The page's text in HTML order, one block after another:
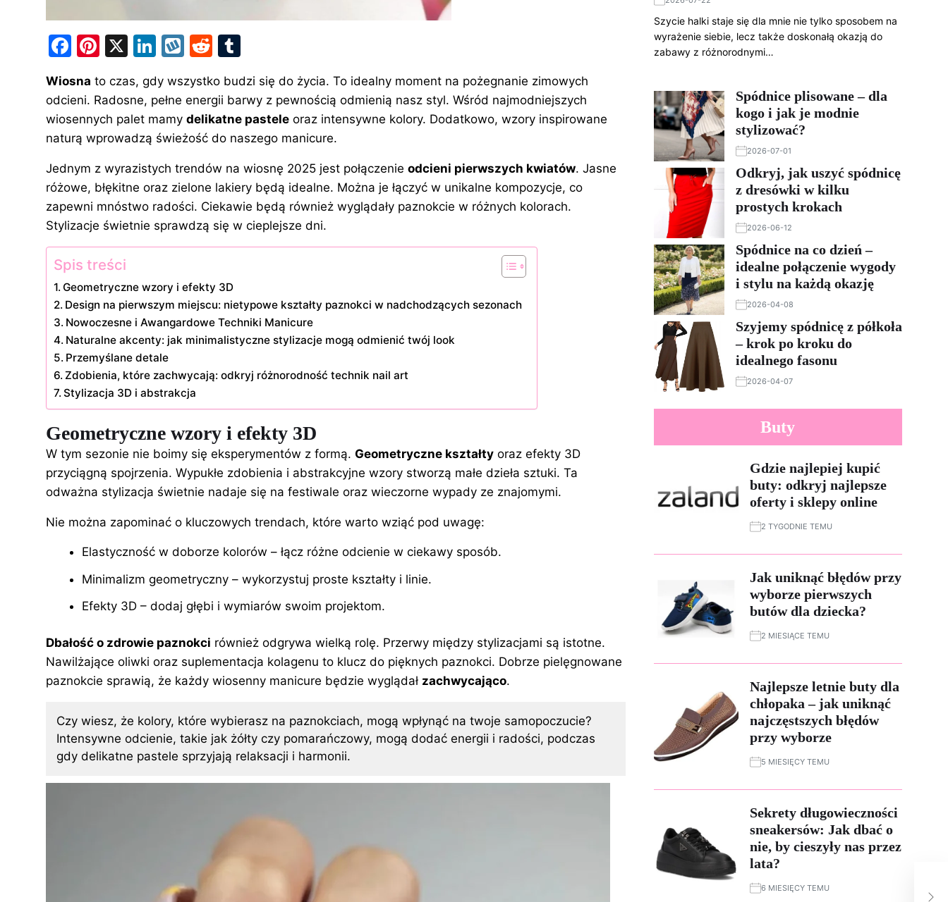
F
c
e
b
o
o
k
Pi
er
e
st
X
Li
k
e
dI
n
W
k
o
p
R
d
di
t
m
bl
r
Wiosna to czas, gdy wszystko budzi się do życia. To idealny moment na pożegnanie zimowych
odcieni. Radosne, pełne energii barwy z pewnością odmienią nasz styl. Wśród najmodniejszych
wiosennych palet mamy delikatne pastele oraz intensywne kolory. Dodatkowo, wzory inspirowane
naturą wprowadzą świeżość do naszego manicure.
Jednym z wyrazistych trendów na wiosnę 2025 jest połączenie odcieni pierwszych kwiatów. Jasne
różowe, błękitne oraz zielone lakiery będą idealne. Można je łączyć w unikalne kompozycje, co
zapewni mnóstwo radości. Ciekawie będą również wyglądały paznokcie w różnych kolorach.
Stylizacje świetnie sprawdzą się w cieplejsze dni.
Spis treści
Geometryczne wzory i efekty 3D
Design na pierwszym miejscu: nietypowe kształty paznokci w nadchodzących sezonach
Nowoczesne i Awangardowe Techniki Manicure
Naturalne akcenty: jak minimalistyczne stylizacje mogą odmienić twój look
Przemyślane detale
Zdobienia, które zachwycają: odkryj różnorodność technik nail art
Stylizacja 3D i abstrakcja
Geometryczne wzory i efekty 3D
W tym sezonie nie boimy się eksperymentów z formą. Geometryczne kształty oraz efekty 3D
przyciągną spojrzenia. Wypukłe zdobienia i abstrakcyjne wzory stworzą małe dzieła sztuki. Ta
odważna stylizacja świetnie nadaje się na festiwale oraz wieczorne wypady ze znajomymi.
Nie można zapominać o kluczowych trendach, które warto wziąć pod uwagę:
Elastyczność w doborze kolorów – łącz różne odcienie w ciekawy sposób.
Minimalizm geometryczny – wykorzystuj proste kształty i linie.
Efekty 3D – dodaj głębi i wymiarów swoim projektom.
Dbałość o zdrowie paznokci również odgrywa wielką rolę. Przerwy między stylizacjami są istotne.
Nawilżające oliwki oraz suplementacja kolagenu to klucz do pięknych paznokci. Dobrze pielęgnowane
paznokcie sprawią, że każdy wiosenny manicure będzie wyglądał zachwycająco.
Czy wiesz, że kolory, które wybierasz na paznokciach, mogą wpłynąć na twoje samopoczucie?
Intensywne odcienie, takie jak żółty czy pomarańczowy, mogą dodać energii i radości, podczas
gdy delikatne pastele sprzyjają relaksacji i harmonii.
Szycie halki staje się dla mnie nie tylko sposobem na
wyrażenie siebie, lecz także doskonałą okazją do
zabawy z różnorodnymi…
Spódnice plisowane – dla
kogo i jak je modnie
stylizować?
2026-07-01
Odkryj, jak uszyć spódnicę
z dresówki w kilku
prostych krokach
2026-06-12
Spódnice na co dzień –
idealne połączenie wygody
i stylu na każdą okazję
2026-04-08
Szyjemy spódnicę z półkoła
– krok po kroku do
idealnego fasonu
2026-04-07
Buty
Gdzie najlepiej kupić
buty: odkryj najlepsze
oferty i sklepy online
2 TYGODNIE TEMU
Jak uniknąć błędów przy
wyborze pierwszych
butów dla dziecka?
2 MIESIĄCE TEMU
Najlepsze letnie buty dla
chłopaka – jak uniknąć
najczęstszych błędów
przy wyborze
5 MIESIĘCY TEMU
Sekrety długowieczności
sneakersów: Jak dbać o
nie, by cieszyły nas przez
lata?
6 MIESIĘCY TEMU
na